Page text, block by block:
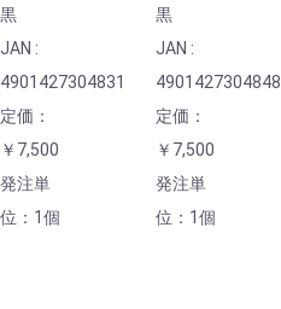
黒
JAN :
4901427304831
定価：
￥7,500
発注単
位：1個
黒
JAN :
4901427304848
定価：
￥7,500
発注単
位：1個